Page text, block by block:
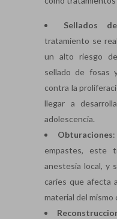
Sellados
tratamiento se
un alto riesgo
sellado de fosas
contra la
llegar a
adolescencia.
Obturaciones
empastes, este
anestesia local, y
caries que afecta
material del